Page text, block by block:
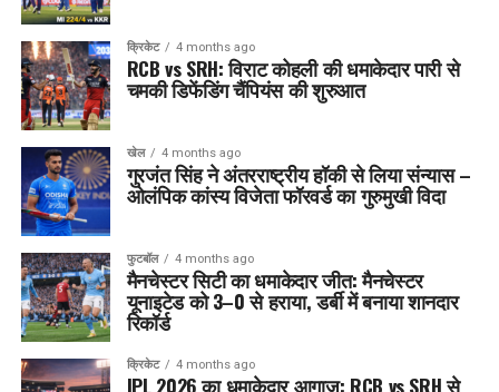
क्रिकेट 4 months ago
RCB vs SRH: विराट कोहली की धमाकेदार पारी से
चमकी डिफेंडिंग चैंपियंस की शुरुआत
खेल 4 months ago
गुरजंत सिंह ने अंतरराष्ट्रीय हॉकी से लिया संन्यास –
ओलंपिक कांस्य विजेता फॉरवर्ड का गुरुमुखी विदा
फुटबॉल 4 months ago
मैनचेस्टर सिटी का धमाकेदार जीत: मैनचेस्टर
यूनाइटेड को 3–0 से हराया, डर्बी में बनाया शानदार
रिकॉर्ड
क्रिकेट 4 months ago
IPL 2026 का धमाकेदार आगाज: RCB vs SRH से